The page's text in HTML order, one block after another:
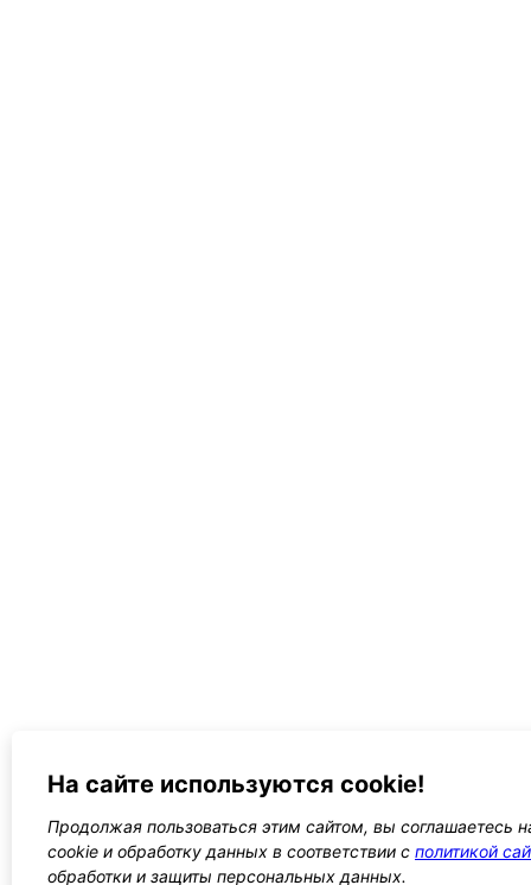
На сайте используются cookie!
Продолжая пользоваться этим сайтом, вы соглашаетесь
cookie и обработку данных в соответствии с политикой
обработки и защиты персональных данных.